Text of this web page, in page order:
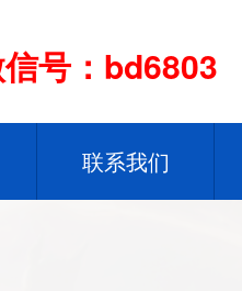
号：bd6803
联系我们